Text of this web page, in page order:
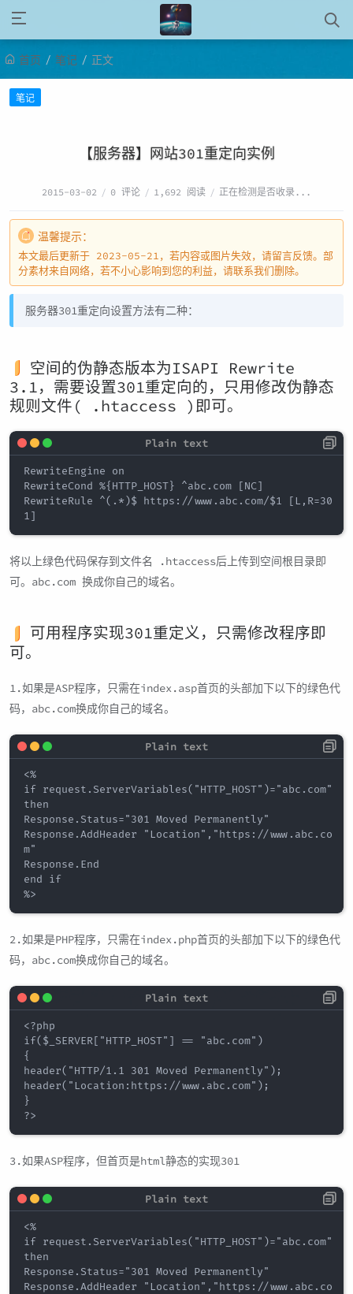
首页 / 笔记 / 正文
笔记
【服务器】网站301重定向实例
2015-03-02 / 0 评论 / 1,692 阅读 / 正在检测是否收录...
温馨提示：
本文最后更新于 2023-05-21，若内容或图片失效，请留言反馈。部
分素材来自网络，若不小心影响到您的利益，请联系我们删除。
服务器301重定向设置方法有二种：
空间的伪静态版本为ISAPI Rewrite
3.1，需要设置301重定向的，只用修改伪静态
规则文件( .htaccess )即可。
RewriteEngine on
RewriteCond %{HTTP_HOST} ^abc.com [NC]
RewriteRule ^(.*)$ https://www.abc.com/$1 [L,R=30
将以上绿色代码保存到文件名 .htaccess后上传到空间根目录即
可。abc.com 换成你自己的域名。
可用程序实现301重定义，只需修改程序即
可。
1.如果是ASP程序，只需在index.asp首页的头部加下以下的绿色代
码，abc.com换成你自己的域名。
<%
if request.ServerVariables("HTTP_HOST")="abc.com"
then
Response.Status="301 Moved Permanently"
Response.AddHeader "Location","https://www.abc.co
m"
Response.End
end if
2.如果是PHP程序，只需在index.php首页的头部加下以下的绿色代
码，abc.com换成你自己的域名。
<?php
if($_SERVER["HTTP_HOST"] == "abc.com")
{
header("HTTP/1.1 301 Moved Permanently");
header("Location:https://www.abc.com");
}
3.如果ASP程序，但首页是html静态的实现301
<%
if request.ServerVariables("HTTP_HOST")="abc.com"
then
Response.Status="301 Moved Permanently"
Response.AddHeader "Location","https://www.abc.co